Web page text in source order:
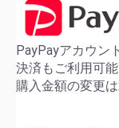
PayPayアカウン
決済もご利用可
購入金額の変更